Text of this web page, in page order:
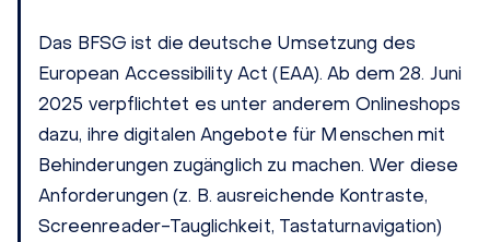
Das BFSG ist die deutsche Umsetzung des
European Accessibility Act (EAA). Ab dem 28. Juni
2025 verpflichtet es unter anderem Onlineshops
dazu, ihre digitalen Angebote für Menschen mit
Behinderungen zugänglich zu machen. Wer diese
Anforderungen (z. B. ausreichende Kontraste,
Screenreader-Tauglichkeit, Tastaturnavigation)